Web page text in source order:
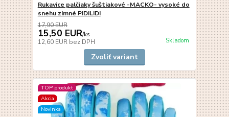
Rukavice palčiaky šuštiakové -MACKO- vysoké do
snehu zimné PIDILIDI
17,90 EUR
15,50 EUR/ks
12,60 EUR bez DPH Skladom
Zvoliť variant
TOP produkt
Akcia
Novinka